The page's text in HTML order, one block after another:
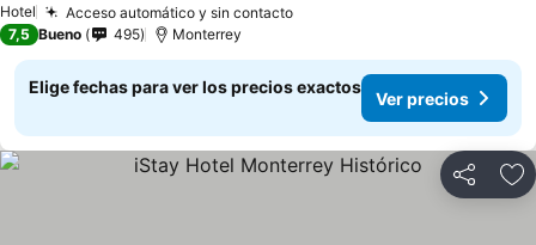
Hotel Acceso automático y sin contacto
7,5 Bueno 495 Monterrey
Elige fechas para ver los precios exactos
Ver precios
Compartir